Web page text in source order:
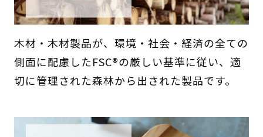
木材・木材製品が、環境・社会・経済の全ての
側面に配慮したFSC®の厳しい基準に従い、適
切に管理された森林から出された製品です。